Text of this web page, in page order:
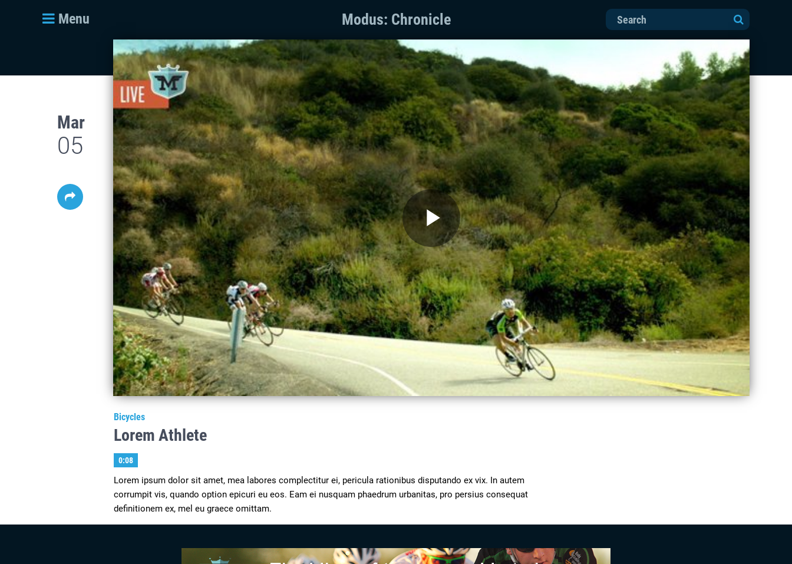
Menu Modus: Chronicle
Mar
05
Play
Video
Bicycles
Lorem Athlete
0:08
Lorem ipsum dolor sit amet, mea labores complectitur ei, pericula rationibus disputando ex vix. In autem
corrumpit vis, quando option epicuri eu eos. Eam ei nusquam phaedrum urbanitas, pro persius consequat
definitionem ex, mel eu graece omittam.